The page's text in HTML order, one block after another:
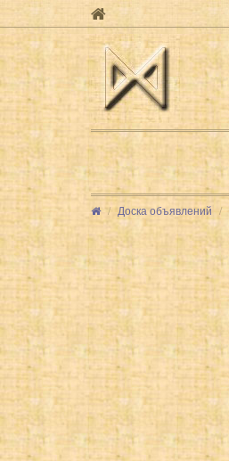
Доска объявлений